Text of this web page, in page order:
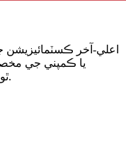
اعلي-آخر
يا ڪمپني جي
ڪسٽمائيز ۽ گراهڪن لاء خاص سڪن.